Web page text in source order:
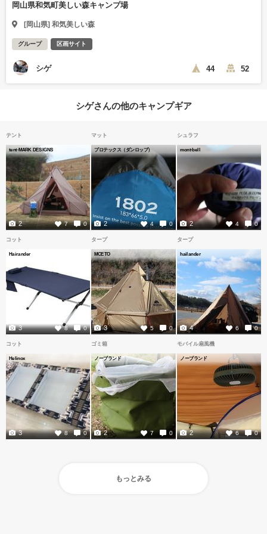
岡山県和気町美しい森キャンプ場
[岡山県] 和気美しい森
グループ 区画サイト
シゲ 44 52
シゲさんの他のキャンプギア
テント
tent-MARK DESIGNS
7 0
2
マット
プロテックス（ダンロップ）
4 0
2
シュラフ
mont-bell
4 0
2
コット
Hairander
8 0
3
タープ
MCETO
5 0
3
タープ
hailander
6 0
4
コット
Helinox
8 0
3
ゴミ箱
ノーブランド
7 0
2
モバイル扇風機
ノーブランド
6 0
2
もっとみる